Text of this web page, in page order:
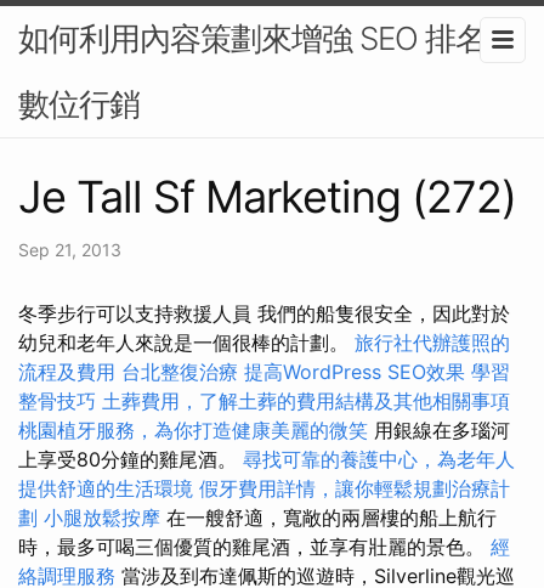
如何利用內容策劃來增強 SEO 排名-
數位行銷
Je Tall Sf Marketing (272)
Sep 21, 2013
冬季步行可以支持救援人員 我們的船隻很安全，因此對於
幼兒和老年人來說是一個很棒的計劃。 旅行社代辦護照的
流程及費用 台北整復治療 提高WordPress SEO效果 學習
整骨技巧 土葬費用，了解土葬的費用結構及其他相關事項
桃園植牙服務，為你打造健康美麗的微笑 用銀線在多瑙河
上享受80分鐘的雞​​尾酒。 尋找可靠的養護中心，為老年人
提供舒適的生活環境 假牙費用詳情，讓你輕鬆規劃治療計
劃 小腿放鬆按摩 在一艘舒適，寬敞的兩層樓的船上航行
時，最多可喝三個優質的雞尾酒，並享有壯麗的景色。 經
絡調理服務 當涉及到布達佩斯的巡遊時，Silverline觀光巡